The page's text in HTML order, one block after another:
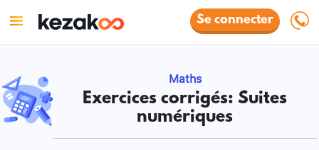
Se connecter
Maths
Exercices corrigés: Suites
numériques